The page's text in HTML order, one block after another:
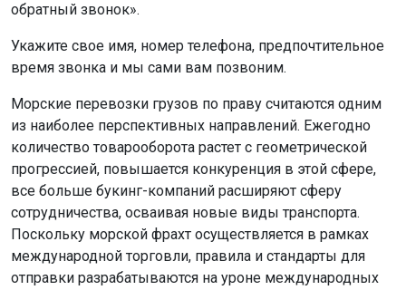
обратный звонок».
Укажите свое имя, номер телефона, предпочтительное
время звонка и мы сами вам позвоним.
Морские перевозки грузов по праву считаются одним
из наиболее перспективных направлений. Ежегодно
количество товарооборота растет с геометрической
прогрессией, повышается конкуренция в этой сфере,
все больше букинг-компаний расширяют сферу
сотрудничества, осваивая новые виды транспорта.
Поскольку морской фрахт осуществляется в рамках
международной торговли, правила и стандарты для
отправки разрабатываются на уроне международных